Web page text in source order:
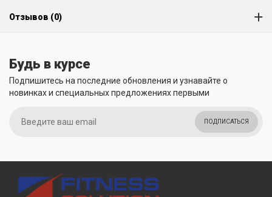
Отзывов (0)
Будь в курсе
Подпишитесь на последние обновления и узнавайте о
новинках и специальных предложениях первыми
ПОДПИСАТЬСЯ